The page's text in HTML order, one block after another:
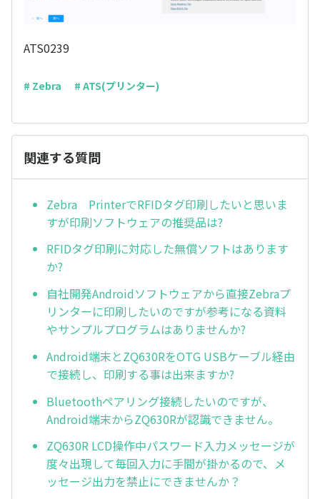
ATS0239
# Zebra # ATS(プリンター)
関連する質問
Zebra PrinterでRFIDタグ印刷したいと思いま
すが印刷ソフトウェアの推奨品は?
RFIDタグ印刷に対応した無償ソフトはあります
か?
自社開発Androidソフトウェアから直接Zebraプ
リンターに印刷したいのですが参考になる資料
やサンプルプログラムはありませんか?
Android端末とZQ630RをOTG USBケーブル経由
で接続し、印刷する事は出来ますか?
Bluetoothペアリング接続したいのですが、
Android端末からZQ630Rが認識できません。
ZQ630R LCD操作中パスワード入力メッセージが
度々出現して毎回入力に手間が掛かるので、メ
ッセージ出力を禁止にできませんか？